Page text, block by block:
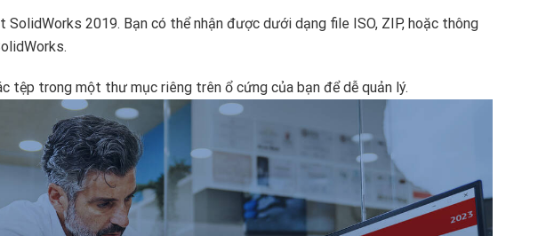
2019. Bạn có thể nhận được dưới dạng file ISO, ZIP, hoặc thông
tệp trong một thư mục riêng trên ổ cứng của bạn để dễ quản lý.